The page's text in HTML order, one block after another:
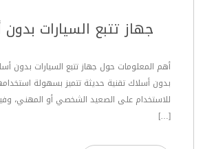
جهاز تتبع السيارات
أهم المعلومات حول جهاز تتبع السيارات بدون
بدون أسلاك تقنية حديثة تتميز بسهولة
للاستخدام على الصعيد الشخصي أو المهني،
[…]